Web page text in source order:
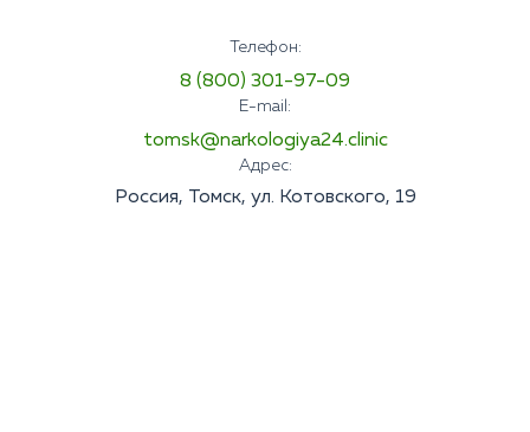
Телефон:
8 (800) 301-97-09
E-mail:
tomsk@narkologiya24.clinic
Адрес:
Россия, Томск, ул. Котовского, 19